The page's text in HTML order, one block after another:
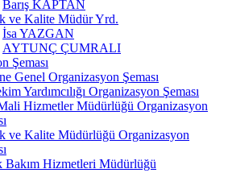
Barış KAPTAN
ve Kalite Müdür Yrd.
İsa YAZGAN
AYTUNÇ ÇUMRALI
Şeması
Genel Organizasyon Şeması
Yardımcılığı Organizasyon Şeması
Hizmetler Müdürlüğü Organizasyon
ve Kalite Müdürlüğü Organizasyon
Bakım Hizmetleri Müdürlüğü